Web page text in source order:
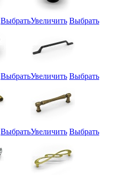
ВыбратьУвеличить Выбрать
ВыбратьУвеличить Выбрать
ВыбратьУвеличить Выбрать